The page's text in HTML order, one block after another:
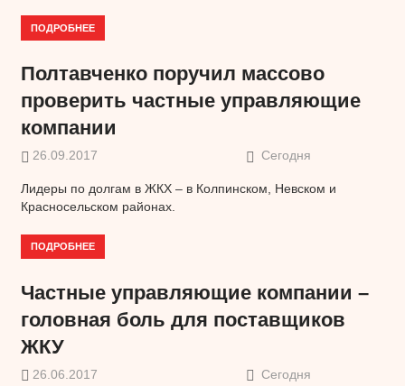
ПОДРОБНЕЕ
Полтавченко поручил массово
проверить частные управляющие
компании
26.09.2017 Сегодня
Лидеры по долгам в ЖКХ – в Колпинском, Невском и
Красносельском районах.
ПОДРОБНЕЕ
Частные управляющие компании –
головная боль для поставщиков
ЖКУ
26.06.2017 Сегодня